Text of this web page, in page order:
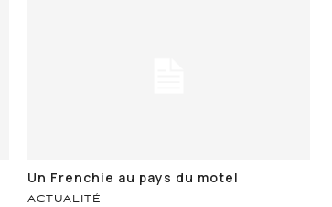
Un Frenchie au pays du motel
ACTUALITÉ